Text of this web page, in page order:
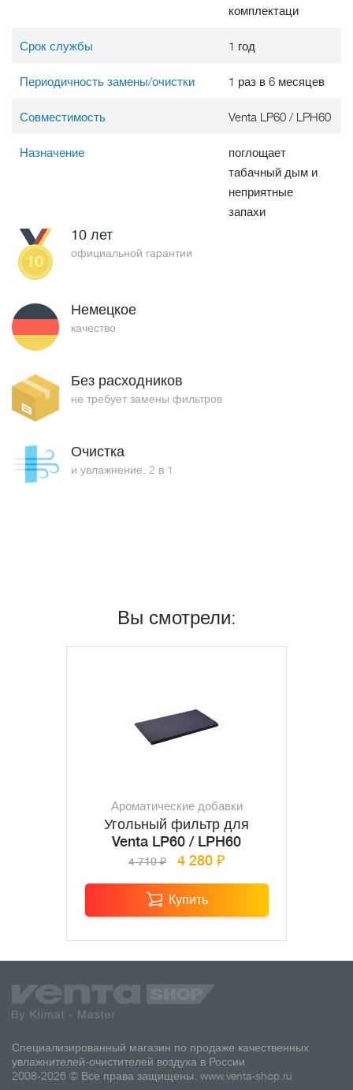
комплектаци
Срок службы 1 год
Периодичность замены/очистки 1 раз в 6 месяцев
Совместимость Venta LP60 / LPH60
Назначение
поглощает
табачный дым и
неприятные
запахи
10 лет
официальной гарантии
Немецкое
качество
Без расходников
не требует замены фильтров
Очистка
и увлажнение. 2 в 1
Вы смотрели:
Ароматические добавки
Угольный фильтр для
Venta LP60 / LPH60
4 710 ₽ 4 280 ₽
Купить
Специализированный магазин по продаже качественных
увлажнителей-очистителей воздуха в России
2008-2026 © Все права защищены. www.venta-shop.ru